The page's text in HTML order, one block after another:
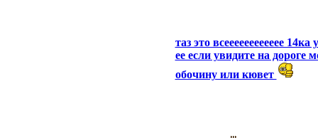
таз это всееееееееееее
ее если увидите на дороге
обочину или кювет